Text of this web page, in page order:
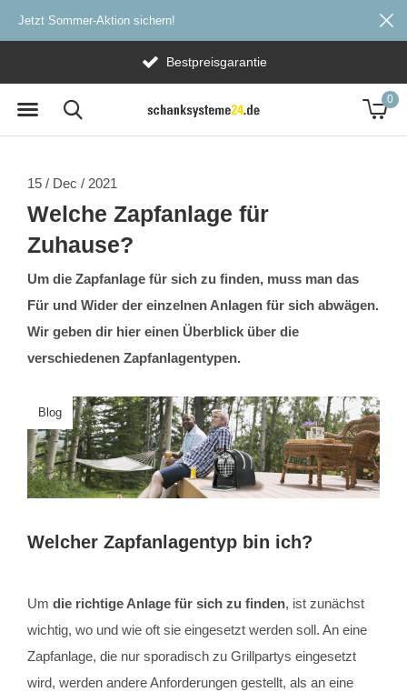
0
Versandkostenfrei ab 20€
Jetzt Sommer-Aktion sichern!
15 / Dec / 2021
Welche Zapfanlage für
Zuhause?
Um die Zapfanlage für sich zu finden, muss man das
Für und Wider der einzelnen Anlagen für sich abwägen.
Wir geben dir hier einen Überblick über die
verschiedenen Zapfanlagentypen.
Blog
Welcher Zapfanlagentyp bin ich?
Um die richtige Anlage für sich zu finden, ist zunächst
wichtig, wo und wie oft sie eingesetzt werden soll. An eine
Zapfanlage, die nur sporadisch zu Grillpartys eingesetzt
wird, werden andere Anforderungen gestellt, als an eine